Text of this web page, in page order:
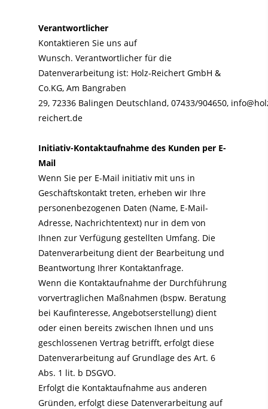
Verantwortlicher
Kontaktieren Sie uns auf
Wunsch. Verantwortlicher für die
Datenverarbeitung ist: Holz-Reichert GmbH &
Co.KG, Am Bangraben
29, 72336 Balingen Deutschland, 07433/904650,
reichert.de
Initiativ-Kontaktaufnahme des Kunden per E-
Mail
Wenn Sie per E-Mail initiativ mit uns in
Geschäftskontakt treten, erheben wir Ihre
personenbezogenen Daten (Name, E-Mail-
Adresse, Nachrichtentext) nur in dem von
Ihnen zur Verfügung gestellten Umfang. Die
Datenverarbeitung dient der Bearbeitung und
Beantwortung Ihrer Kontaktanfrage.
Wenn die Kontaktaufnahme der Durchführung
vorvertraglichen Maßnahmen (bspw. Beratung
bei Kaufinteresse, Angebotserstellung) dient
oder einen bereits zwischen Ihnen und uns
geschlossenen Vertrag betrifft, erfolgt diese
Datenverarbeitung auf Grundlage des Art. 6
Abs. 1 lit. b DSGVO.
Erfolgt die Kontaktaufnahme aus anderen
Gründen, erfolgt diese Datenverarbeitung auf